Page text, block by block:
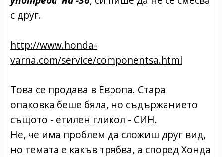
с друг.
http://www.honda-
varna.com/service/componentsa.html
Това се продава в Европа. Стара
опаковка беше бяла, но съдържанието
същото - етилен гликол - СИН.
Не, че има проблем да сложиш друг вид,
но темата е какъв трябва, а според Хонда